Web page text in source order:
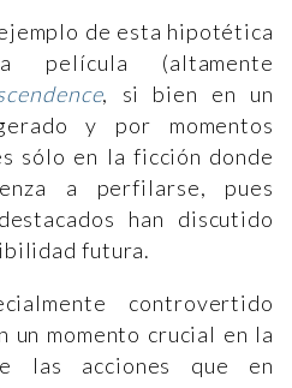
de esta hipotética
película (altamente
, si bien en un
y por momentos
sólo en la ficción donde
a perfilarse, pues
han discutido
futura.
controvertido
un momento crucial en la
las acciones que en